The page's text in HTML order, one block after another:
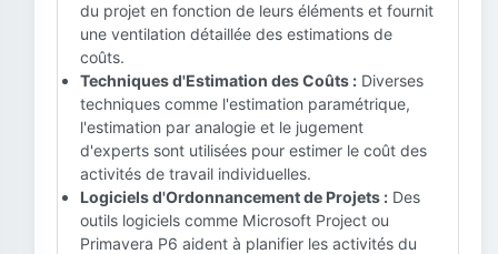
du projet en fonction de leurs éléments et fournit
une ventilation détaillée des estimations de
coûts.
Techniques d'Estimation des Coûts : Diverses
techniques comme l'estimation paramétrique,
l'estimation par analogie et le jugement
d'experts sont utilisées pour estimer le coût des
activités de travail individuelles.
Logiciels d'Ordonnancement de Projets : Des
outils logiciels comme Microsoft Project ou
Primavera P6 aident à planifier les activités du